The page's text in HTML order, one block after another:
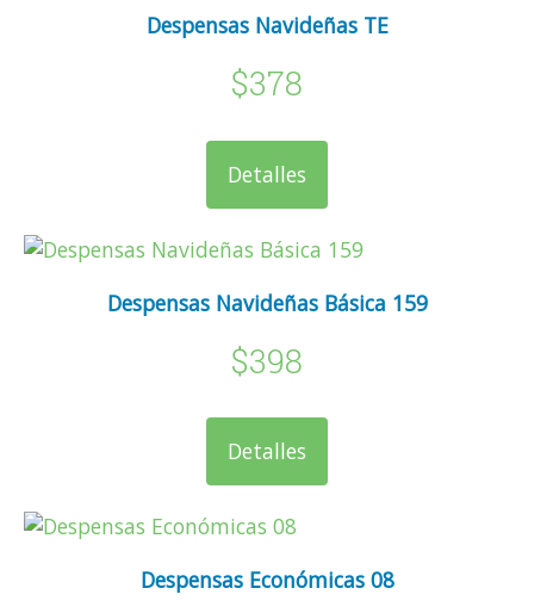
Despensas Navideñas TE
$378
Detalles
Despensas Navideñas Básica 159
$398
Detalles
Despensas Económicas 08